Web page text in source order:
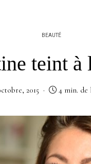
BEAUTÉ
teint à
2015 4 min. de